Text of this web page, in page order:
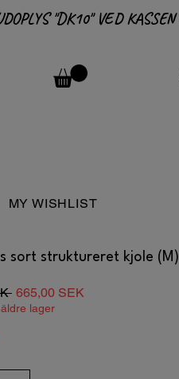
MY WISHLIST
sort struktureret kjole (M)
Regulær
pris
665,00 SEK
lager